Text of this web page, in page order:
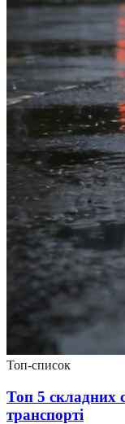
Топ-список
Топ 5 складних
транспорті